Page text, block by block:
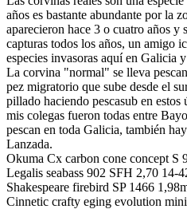
años es bastante abundante por la
aparecieron hace 3 o cuatro años y
capturas todos los años, un amigo
especies invasoras aquí en Galicia
La corvina "normal" se lleva
pez migratorio que sube desde el
pillado haciendo pescasub en estos
mis colegas fueron todas entre
pescan en toda Galicia, también
Lanzada.
Okuma Cx carbon cone concept
Legalis seabass 902 SFH 2,70 14-
Shakespeare firebird SP 1466
Cinnetic crafty eging evolution